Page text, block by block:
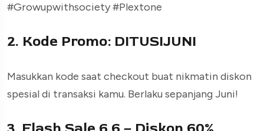
#Growupwithsociety #Plextone
2. Kode Promo: DITUSIJUNI
Masukkan kode saat checkout buat nikmatin diskon
spesial di transaksi kamu. Berlaku sepanjang Juni!